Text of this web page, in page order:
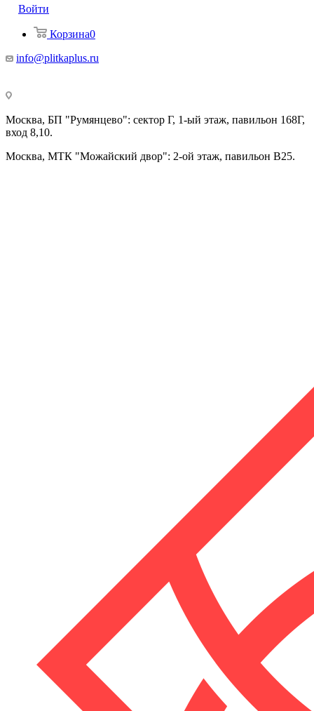
Войти
Корзина0
info@plitkaplus.ru
Москва, БП "Румянцево": сектор Г, 1-ый этаж, павильон 168Г,
вход 8,10.
Москва, МТК "Можайский двор": 2-ой этаж, павильон В25.